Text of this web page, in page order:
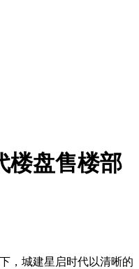
楼盘售楼部
城建星启时代以清晰的